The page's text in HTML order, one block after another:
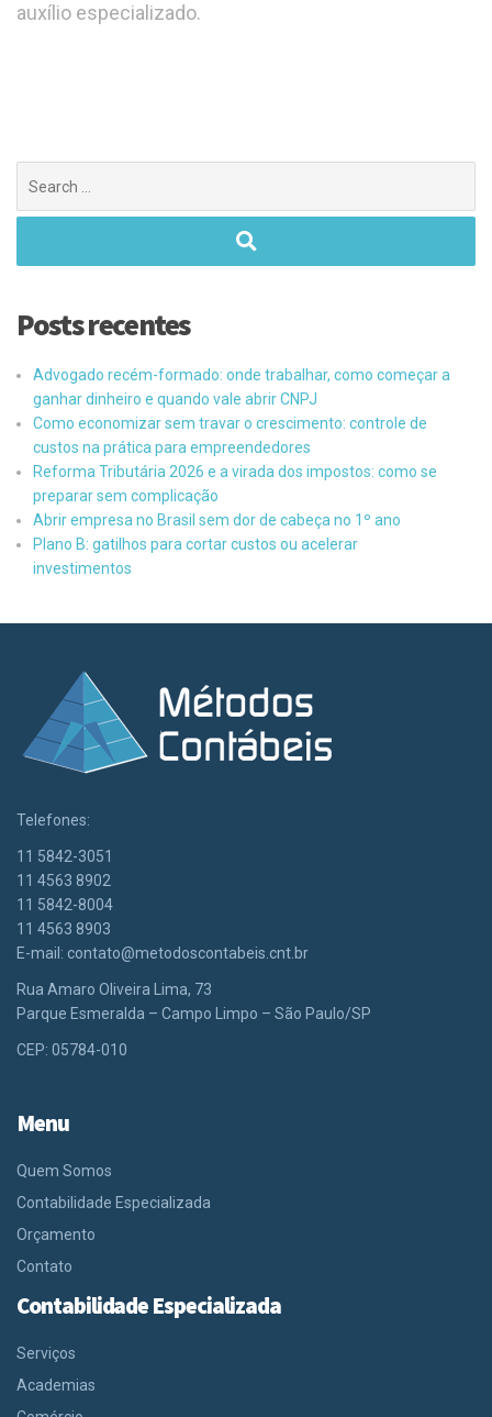
auxílio especializado.
Posts recentes
Advogado recém-formado: onde trabalhar, como começar a
ganhar dinheiro e quando vale abrir CNPJ
Como economizar sem travar o crescimento: controle de
custos na prática para empreendedores
Reforma Tributária 2026 e a virada dos impostos: como se
preparar sem complicação
Abrir empresa no Brasil sem dor de cabeça no 1º ano
Plano B: gatilhos para cortar custos ou acelerar
investimentos
Telefones:
11 5842-3051
11 4563 8902
11 5842-8004
11 4563 8903
E-mail: contato@metodoscontabeis.cnt.br
Rua Amaro Oliveira Lima, 73
Parque Esmeralda – Campo Limpo – São Paulo/SP
CEP: 05784-010
Menu
Quem Somos
Contabilidade Especializada
Orçamento
Contato
Contabilidade Especializada
Serviços
Academias